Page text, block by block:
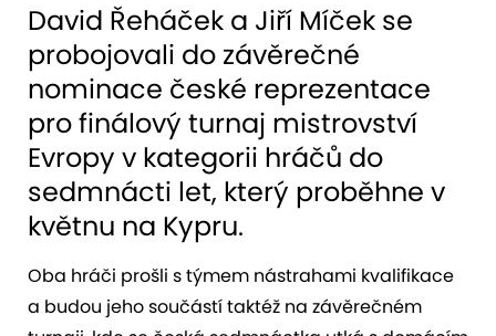
David Řeháček a Jiří Míček se
probojovali do závěrečné
nominace české reprezentace
pro finálový turnaj mistrovství
Evropy v kategorii hráčů do
sedmnácti let, který proběhne v
květnu na Kypru.
Oba hráči prošli s týmem nástrahami kvalifikace
a budou jeho součástí taktéž na závěrečném